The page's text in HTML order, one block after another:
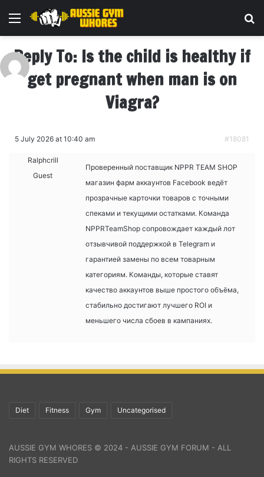
Menu
Reply To: Is the child is healthy if
get pregnant when man is on
Viagra?
5 July 2026 at 10:40 am #18081
Ralphcrill
Guest
Проверенный поставщик NPPR TEAM SHOP
магазин фарм аккаунтов Facebook ведёт
прозрачные карточки товаров с точными
спеками и текущими остатками. Команда
NPPRTeamShop сопровождает каждый лот
отзывчивой поддержкой в Telegram и
гарантией замены по всем товарным
категориям. Команды, которые ставят
качество аккаунтов выше простого объёма,
стабильно достигают лучшего ROI и
меньшего числа сбоев в кампаниях.
Diet Fitness Gym Uncategorised
AUSSIE GYM WHORES © 2024 - AUSSIE GYM FORUM - ALL
RIGHTS RESERVED